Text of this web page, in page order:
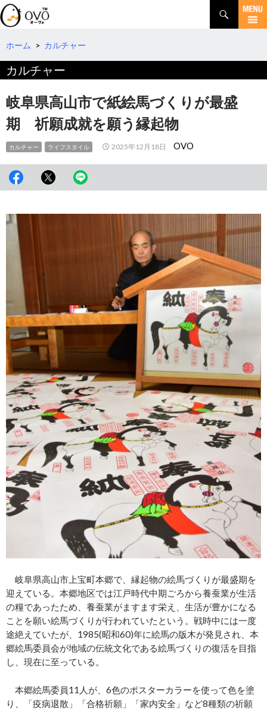
検
索
コ
テ
ツ
へ
動
ホーム > カルチャー
カルチャー
岐阜県高山市で紙絵馬づくりが最盛
期 祈願成就を願う縁起物
カルチャー ライフスタイル 2025年12月18日 OVO
岐阜県高山市上宝町本郷で、縁起物の絵馬づくりが最盛期を
迎えている。本郷地区では江戸時代中期ごろから養蚕業が生活
の糧であったため、養蚕業がますます栄え、生活が豊かになる
ことを願い絵馬づくりが行われていたという。戦時中には一度
途絶えていたが、1985(昭和60)年に絵馬の版木が発見され、本
郷絵馬委員会が地域の伝統文化である絵馬づくりの復活を目指
し、現在に至っている。
本郷絵馬委員11人が、6色のポスターカラーを使って色を塗
り、「疫病退散」「合格祈願」「家内安全」など8種類の祈願